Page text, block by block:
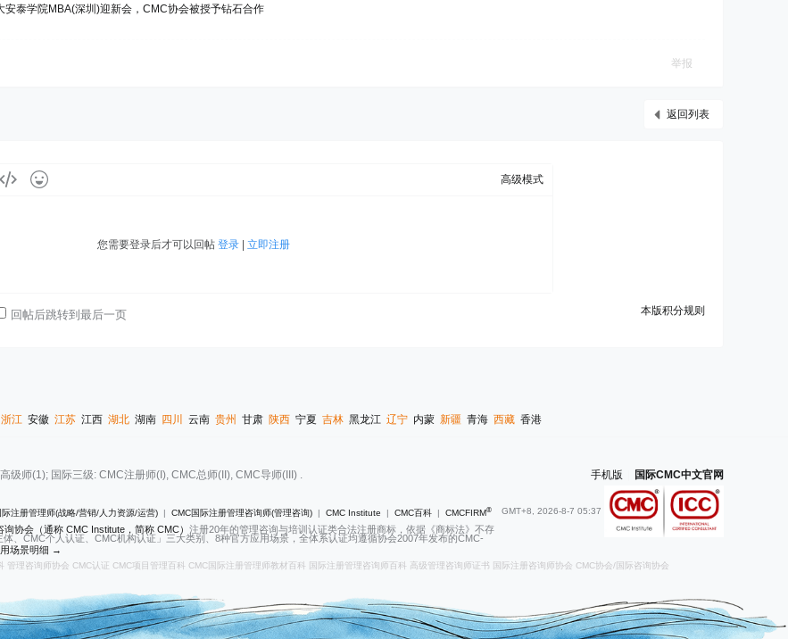
泰学院MBA(深圳)迎新会，CMC协会被授予钻石合作
举报
返回列表
高级模式
您需要登录后才可以回帖 登录| 立即注册
本版积分规则
回帖后跳转到最后一页
浙江 安徽 江苏 江西 湖北 湖南 四川 云南 贵州 甘肃 陕西 宁夏 吉林 黑龙江 辽宁 内蒙 新疆 青海 西藏 香港
手机版 国际CMC中文官网
GMT+8, 2026-8-7 05:37
师(1); 国际三级: CMC注册师(I), CMC总师(II), CMC导师(III) .
际注册管理师(战略/营销/人力资源/运营) | CMC国际注册管理咨询师(管理咨询) | CMC Institute | CMC百科 | CMCFIRM®
协会（通称 CMC Institute，简称 CMC） 注册20年的管理咨询与培训认证类合法注册商标，依据《商标法》不存
、CMC个人认证、CMC机构认证」三大类别、8种官方应用场景，全体系认证均遵循协会2007年发布的CMC-
场景明细 →
管理咨询师协会 CMC认证 CMC项目管理百科 CMC国际注册管理师教材百科 国际注册管理咨询师百科 高级管理咨询师证书 国际注册咨询师协会 CMC协会/国际咨询协会